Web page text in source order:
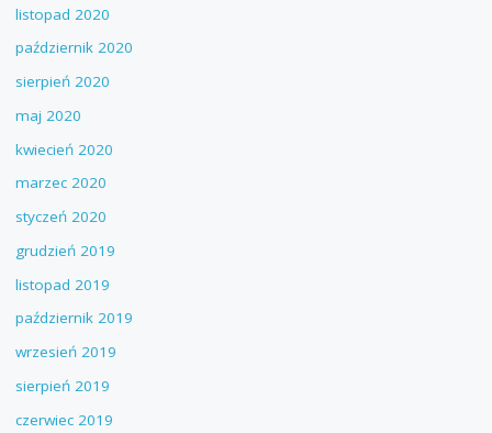
listopad 2020
październik 2020
sierpień 2020
maj 2020
kwiecień 2020
marzec 2020
styczeń 2020
grudzień 2019
listopad 2019
październik 2019
wrzesień 2019
sierpień 2019
czerwiec 2019